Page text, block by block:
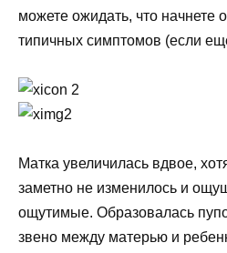
можете ожидать, что начнете
типичных симптомов (если
Матка увеличилась вдвое,
заметно не изменилось и
ощутимые. Образовалась
звено между матерью и